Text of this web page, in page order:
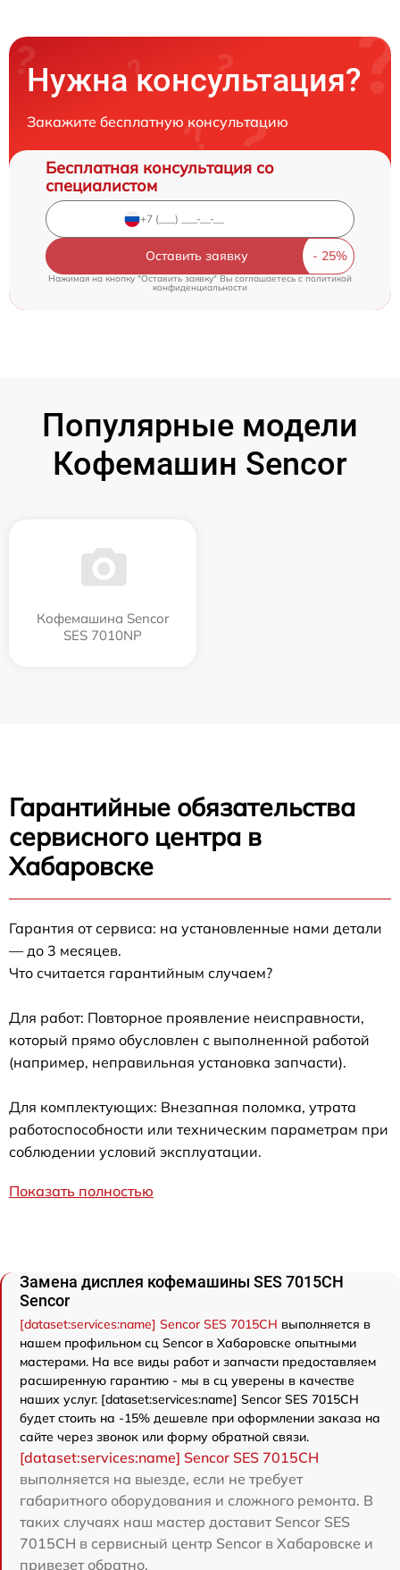
Нужна консультация?
Закажите бесплатную консультацию
Бесплатная консультация со
специалистом
Оставить заявку
Нажимая на кнопку "Оставить заявку" Вы соглашаетесь cполитикой
конфиденциальности
Популярные модели
Кофемашин Sencor
Кофемашина Sencor
SES 7010NP
Гарантийные обязательства
сервисного центра в
Хабаровске
Гарантия от сервиса: на установленные нами детали
— до 3 месяцев.
Что считается гарантийным случаем?
Для работ: Повторное проявление неисправности,
который прямо обусловлен с выполненной работой
(например, неправильная установка запчасти).
Для комплектующих: Внезапная поломка, утрата
работоспособности или техническим параметрам при
соблюдении условий эксплуатации.
Показать полностью
Замена дисплея кофемашины SES 7015CH
Sencor
[dataset:services:name] Sencor SES 7015CH выполняется в
нашем профильном сц Sencor в Хабаровске опытными
мастерами. На все виды работ и запчасти предоставляем
расширенную гарантию - мы в сц уверены в качестве
наших услуг. [dataset:services:name] Sencor SES 7015CH
будет стоить на -15% дешевле при оформлении заказа на
сайте через звонок или форму обратной связи.
[dataset:services:name] Sencor SES 7015CH
выполняется на выезде, если не требует
габаритного оборудования и сложного ремонта. В
таких случаях наш мастер доставит Sencor SES
7015CH в сервисный центр Sencor в Хабаровске и
привезет обратно.